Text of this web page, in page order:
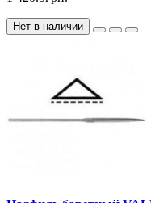
Нет в наличии